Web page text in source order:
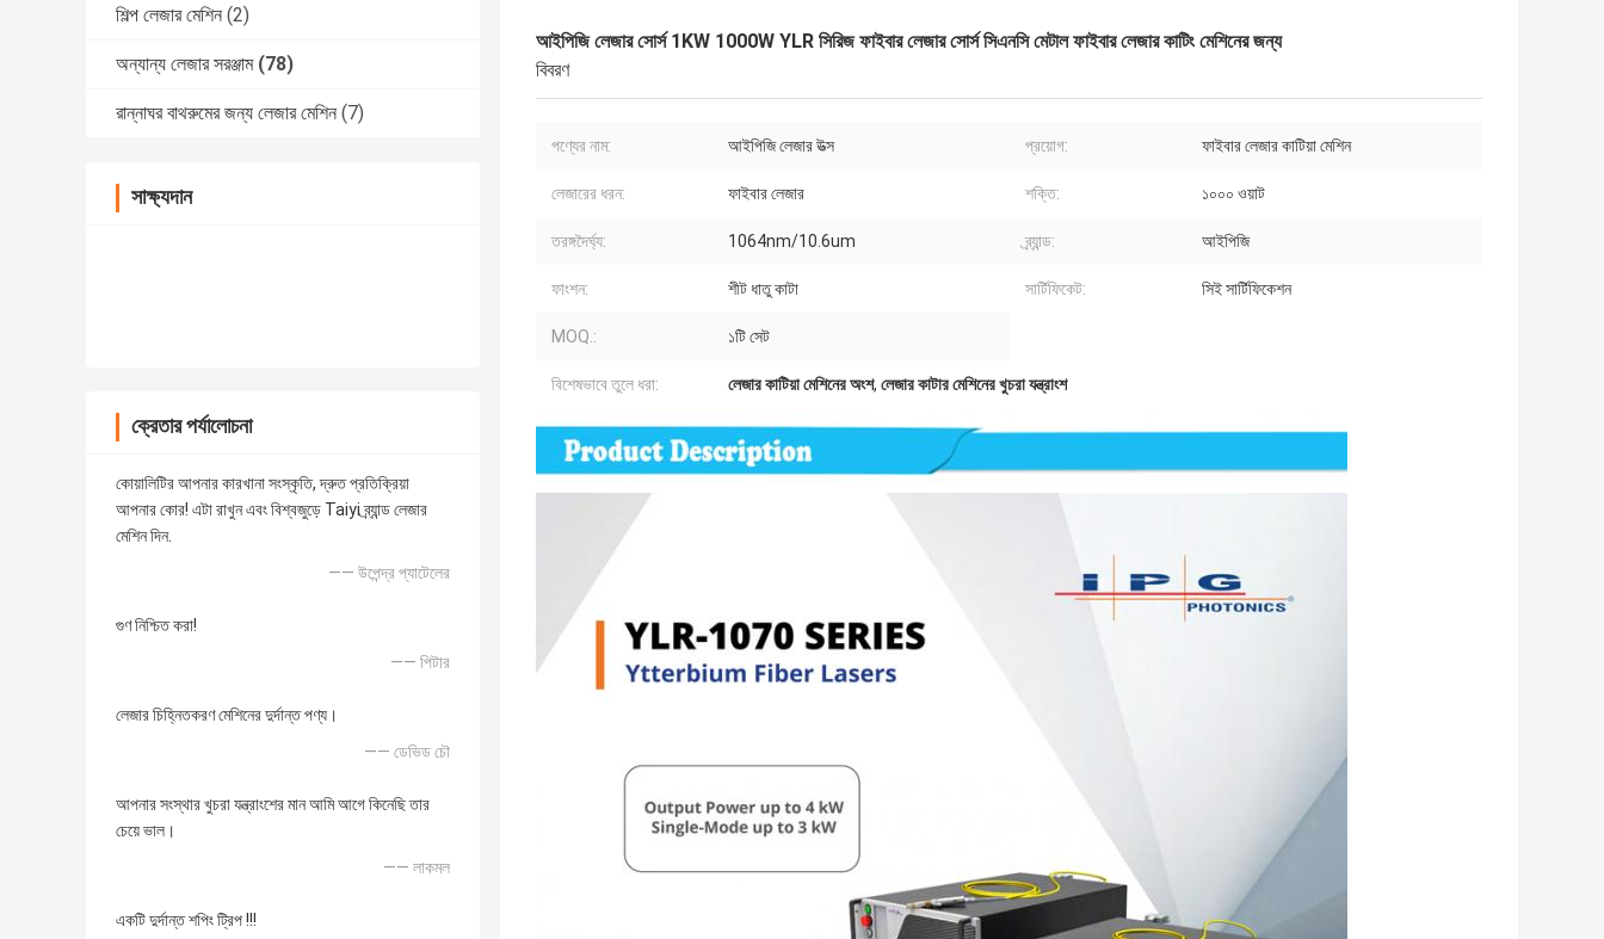
শিল্প লেজার মেশিন (2)
অন্যান্য লেজার সরঞ্জাম (78)
রান্নাঘর বাথরুমের জন্য লেজার মেশিন (7)
সাক্ষ্যদান
ক্রেতার পর্যালোচনা
কোয়ালিটির আপনার কারখানা সংস্কৃতি, দ্রুত প্রতিক্রিয়া
আপনার কোর! এটা রাখুন এবং বিশ্বজুড়ে Taiyi ব্র্যান্ড লেজার
মেশিন দিন.
—— উপেন্দ্র প্যাটেলের
গুণ নিশ্চিত করা!
—— পিটার
লেজার চিহ্নিতকরণ মেশিনের দুর্দান্ত পণ্য।
—— ডেভিড চৌ
আপনার সংস্থার খুচরা যন্ত্রাংশের মান আমি আগে কিনেছি তার
চেয়ে ভাল।
—— লাকমল
একটি দুর্দান্ত শপিং ট্রিপ !!!
আইপিজি লেজার সোর্স 1KW 1000W YLR সিরিজ ফাইবার লেজার সোর্স সিএনসি মেটাল ফাইবার লেজার কাটিং মেশিনের জন্য
বিবরণ
পণ্যের নাম: আইপিজি লেজার উত্স প্রয়োগ: ফাইবার লেজার কাটিয়া মেশিন
লেজারের ধরন: ফাইবার লেজার শক্তি: ১০০০ ওয়াট
তরঙ্গদৈর্ঘ্য: 1064nm/10.6um ব্র্যান্ড: আইপিজি
ফাংশন: শীট ধাতু কাটা সার্টিফিকেট: সিই সার্টিফিকেশন
MOQ.: ১টি সেট
বিশেষভাবে তুলে ধরা: লেজার কাটিয়া মেশিনের অংশ, লেজার কাটার মেশিনের খুচরা যন্ত্রাংশ